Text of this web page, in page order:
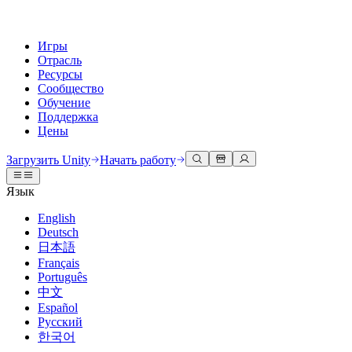
Игры
Отрасль
Ресурсы
Сообщество
Обучение
Поддержка
Цены
Движок Unity
Создавайте 2D и 3D игры для любой платформы
Совместная работа
Сотрудничайте и быстро вносите изменения с вашей командой
Загрузить Unity
Тарифы и цены
Развертывание
Многоплатформенность
3D сотрудничество
Создавайте и просматривайте 3D проекты в реальном времени
Иммерсивное обучение
Обучение в иммерсивных средах
Пользовательские опыты
Создавайте интерактивные 3D опыты
Отрасли
Производство
Документация
Инструменты для разработчиков
Версии релизов и трекер проблем
План развития
Обзор предстоящих функций
Глоссарий
Обсуждения
События
Глобальные и местные события
Истории сообщества
Made with Unity
Показ Unity-креаторов
Unity Learn
Освойте навыки Unity бесплатно
Профессиональное обучение
Повышайте уровень своей команды с тренерами Unity
Не использовали Unity раньше
С чего начать
Приступите к обучению
Основные пути Unity
Получить помощь
Помогаем вам добиться успеха с Unity
Планы успеха
Достигайте своих целей быстрее с помощью экспертов
FAQ
Ответы на часто задаваемые вопросы
Связаться с нами
Свяжитесь с нашей командой
Загрузить Unity Начать работу
Язык
English
Deutsch
日本語
Français
Português
中文
Español
Русский
한국어